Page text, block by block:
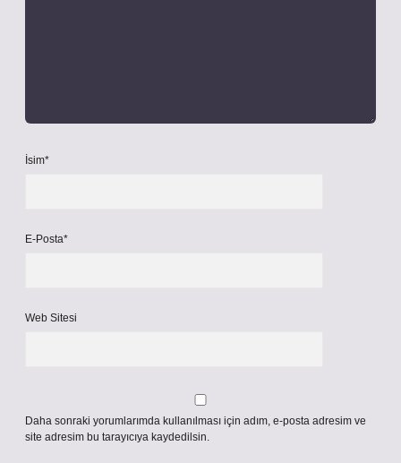
İsim*
E-Posta*
Web Sitesi
Daha sonraki yorumlarımda kullanılması için adım, e-posta adresim ve
site adresim bu tarayıcıya kaydedilsin.